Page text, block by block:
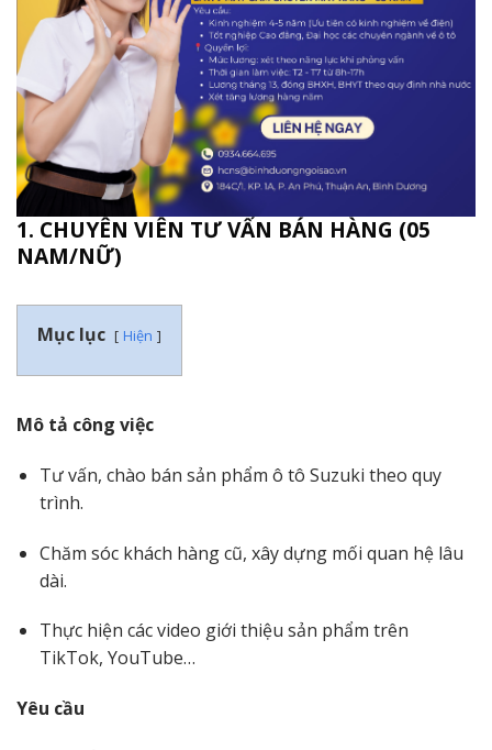
1. CHUYÊN VIÊN TƯ VẤN BÁN HÀNG (05
NAM/NỮ)
Mục lục Hiện
Mô tả công việc
Tư vấn, chào bán sản phẩm ô tô Suzuki theo quy
trình.
Chăm sóc khách hàng cũ, xây dựng mối quan hệ lâu
dài.
Thực hiện các video giới thiệu sản phẩm trên
TikTok, YouTube…
Yêu cầu